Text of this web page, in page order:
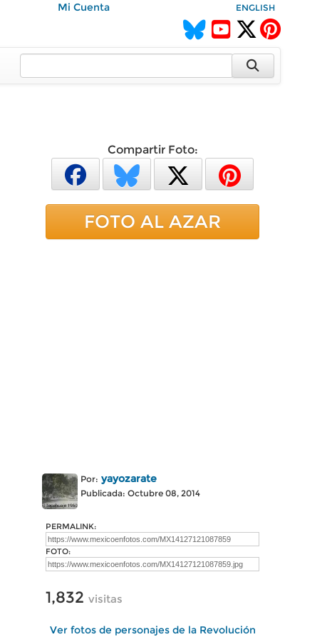
Mi Cuenta ENGLISH
Compartir Foto:
FOTO AL AZAR
Por: yayozarate
Publicada: Octubre 08, 2014
PERMALINK:
FOTO:
1,832 visitas
Ver fotos de personajes de la Revolución